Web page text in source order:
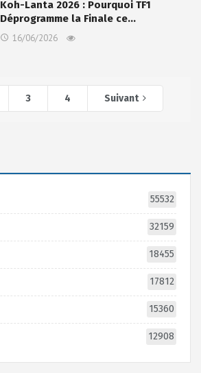
Koh-Lanta 2026 : Pourquoi TF1
Déprogramme la Finale ce…
16/06/2026
3 4 Suivant
55532
32159
18455
17812
15360
12908